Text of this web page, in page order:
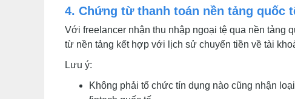
4. Chứng từ thanh toán nền tảng quốc
Với freelancer nhận thu nhập ngoại tệ qua nền tảng
từ nền tảng kết hợp với lịch sử chuyển tiền về tài
Lưu ý:
Không phải tổ chức tín dụng nào cũng nhận